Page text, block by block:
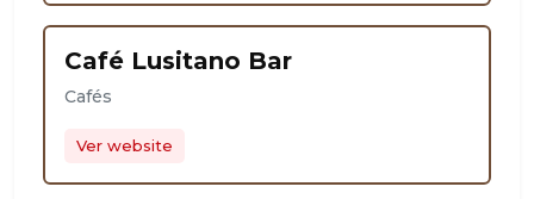
Café Lusitano Bar
Cafés
Ver website